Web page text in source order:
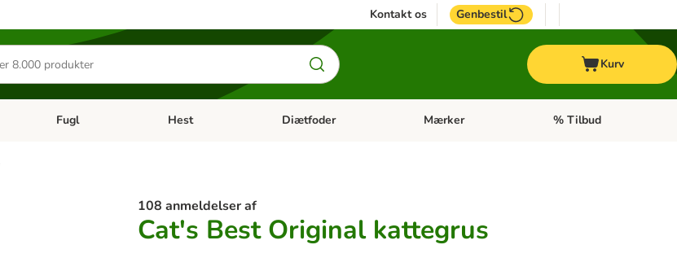
Kontakt os Genbestil
Kurv
menu: GnaverÅben kategori menu: Fisk
Fugl Åben kategori menu: Fugl
Hest Åben kategori menu: Hest
Diætfoder Åben kategori menu: Diætfoder
Mærker Åben kategori menu:
% Tilbud
108 anmeldelser af
Cat's Best Original kattegrus